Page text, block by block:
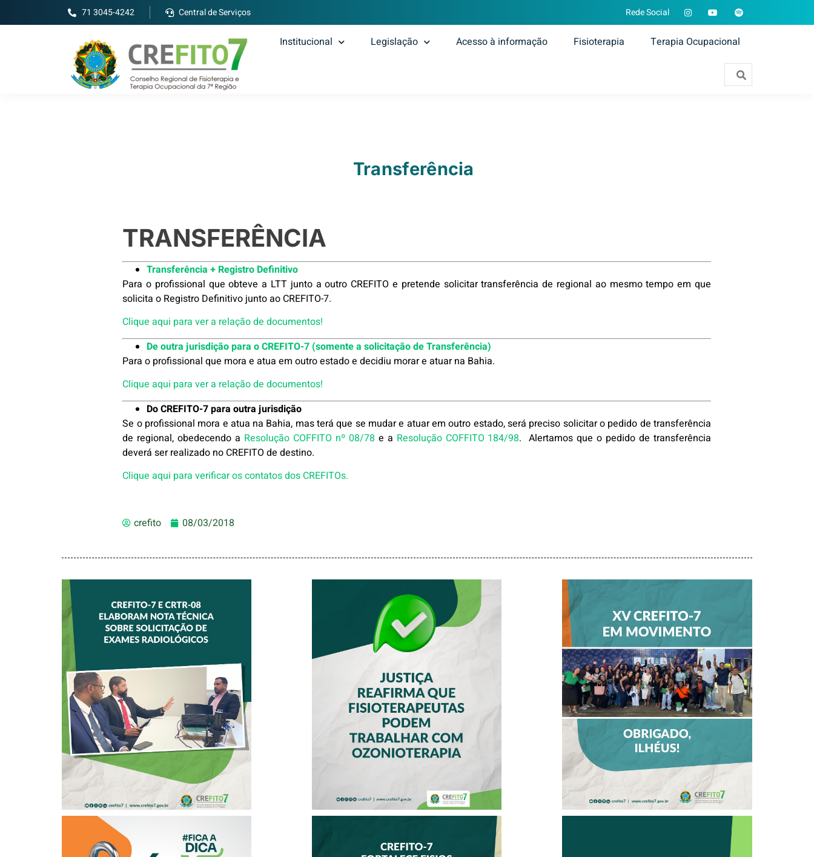
71 3045-4242 Central de Serviços Rede Social
Institucional Legislação Acesso à informação Fisioterapia Terapia Ocupacional
Transferência
TRANSFERÊNCIA
Transferência + Registro Definitivo
Para o profissional que obteve a LTT junto a outro CREFITO e pretende solicitar transferência de regional ao mesmo tempo em que
solicita o Registro Definitivo junto ao CREFITO-7.
Clique aqui para ver a relação de documentos!
De outra jurisdição para o CREFITO-7 (somente a solicitação de Transferência)
Para o profissional que mora e atua em outro estado e decidiu morar e atuar na Bahia.
Clique aqui para ver a relação de documentos!
Do CREFITO-7 para outra jurisdição
Se o profissional mora e atua na Bahia, mas terá que se mudar e atuar em outro estado, será preciso solicitar o pedido de transferência
de regional, obedecendo a Resolução COFFITO nº 08/78 e a Resolução COFFITO 184/98. Alertamos que o pedido de transferência
deverá ser realizado no CREFITO de destino.
Clique aqui para verificar os contatos dos CREFITOs.
crefito 08/03/2018
CREFITO-7 E
CRTR-08 INICIAM
NOTA TÉCNICA
SOLICITAÇÃO DE
EXAMES
RADIOLÓGICOS
JUSTIÇA
REAFIRMA QUE
FISIOTERAPEUTAS
PODEM
TRABALHAR COM
OZONIOTERAPIA
CREFITO-7 EM
MOVIMENTO
FORTALECE
DIÁLOGO COM
PROFISSIONAIS E
VALORIZA
TALENTOS DO
INTERIOR EM
ILHÉUS